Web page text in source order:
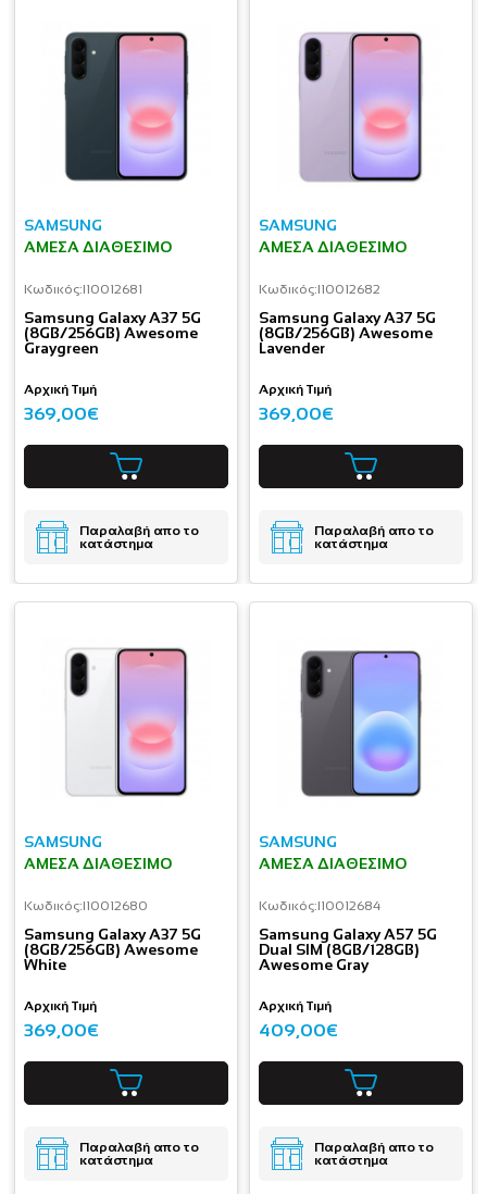
SAMSUNG
ΆΜΕΣΑ ΔΙΑΘΈΣΙΜΟ
Κωδικός:I10012681
Samsung Galaxy A37 5G
(8GB/256GB) Awesome
Graygreen
Αρχική Τιμή
369,00€
Παραλαβή απο το
κατάστημα
SAMSUNG
ΆΜΕΣΑ ΔΙΑΘΈΣΙΜΟ
Κωδικός:I10012682
Samsung Galaxy A37 5G
(8GB/256GB) Awesome
Lavender
Αρχική Τιμή
369,00€
Παραλαβή απο το
κατάστημα
SAMSUNG
ΆΜΕΣΑ ΔΙΑΘΈΣΙΜΟ
Κωδικός:I10012680
Samsung Galaxy A37 5G
(8GB/256GB) Awesome
White
Αρχική Τιμή
369,00€
Παραλαβή απο το
κατάστημα
SAMSUNG
ΆΜΕΣΑ ΔΙΑΘΈΣΙΜΟ
Κωδικός:I10012684
Samsung Galaxy A57 5G
Dual SIM (8GB/128GB)
Awesome Gray
Αρχική Τιμή
409,00€
Παραλαβή απο το
κατάστημα